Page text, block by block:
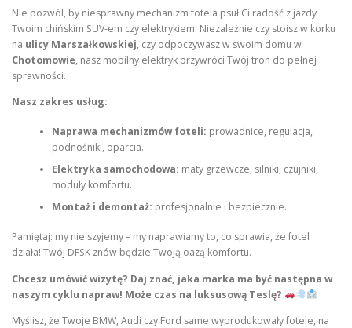
Nie pozwól, by niesprawny mechanizm fotela psuł Ci radość z jazdy
Twoim chińskim SUV-em czy elektrykiem. Niezależnie czy stoisz w korku
na ulicy Marszałkowskiej, czy odpoczywasz w swoim domu w
Chotomowie, nasz mobilny elektryk przywróci Twój tron do pełnej
sprawności.
Nasz zakres usług:
Naprawa mechanizmów foteli: prowadnice, regulacja,
podnośniki, oparcia.
Elektryka samochodowa: maty grzewcze, silniki, czujniki,
moduły komfortu.
Montaż i demontaż: profesjonalnie i bezpiecznie.
Pamiętaj: my nie szyjemy – my naprawiamy to, co sprawia, że fotel
działa! Twój DFSK znów będzie Twoją oazą komfortu.
Chcesz umówić wizytę? Daj znać, jaka marka ma być następna w
naszym cyklu napraw! Może czas na luksusową Teslę?
Myślisz, że Twoje BMW, Audi czy Ford same wyprodukowały fotele, na